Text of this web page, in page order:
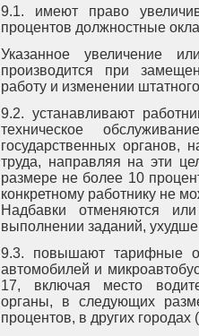
9.1. имеют право
процентов должностные
Указанное увеличение
производится при
работу и изменении
9.2. устанавливают
техническое
государственных органов,
труда, направляя на эти
размере не более 10
конкретному работнику не
Надбавки отменяются
выполнении заданий,
9.3. повышают тарифные
автомобилей и
17, включая место
органы, в следующих
процентов, в других